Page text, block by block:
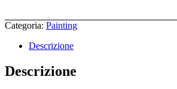
Categoria: Painting
Descrizione
Descrizione